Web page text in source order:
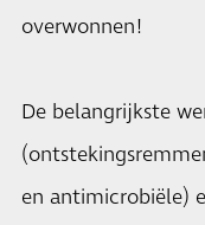
overwonnen!
De belangrijkste
en antimicrobiële)